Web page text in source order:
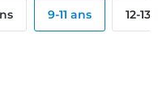
9-11 ans 12-13